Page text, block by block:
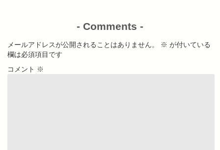
- Comments -
メールアドレスが公開されることはありません。 ※ が付いている
欄は必須項目です
コメント ※